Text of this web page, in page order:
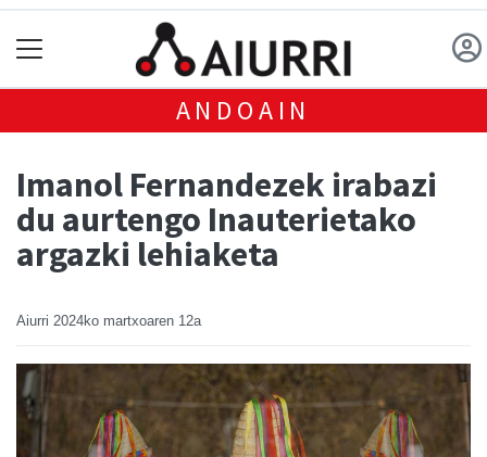
ANDOAIN
Imanol Fernandezek irabazi
du aurtengo Inauterietako
argazki lehiaketa
Aiurri 2024ko martxoaren 12a